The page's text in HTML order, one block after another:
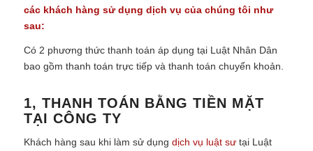
các khách hàng sử dụng dịch vụ của chúng tôi như
sau:
Có 2 phương thức thanh toán áp dụng tại Luật Nhân Dân
bao gồm thanh toán trực tiếp và thanh toán chuyển khoản.
1, THANH TOÁN BẰNG TIỀN MẶT
TẠI CÔNG TY
Khách hàng sau khi làm sử dụng dịch vụ luật sưtại Luật